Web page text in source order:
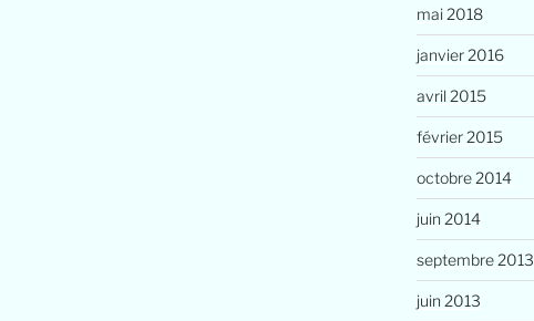
mai 2018
janvier 2016
avril 2015
février 2015
octobre 2014
juin 2014
septembre 2013
juin 2013